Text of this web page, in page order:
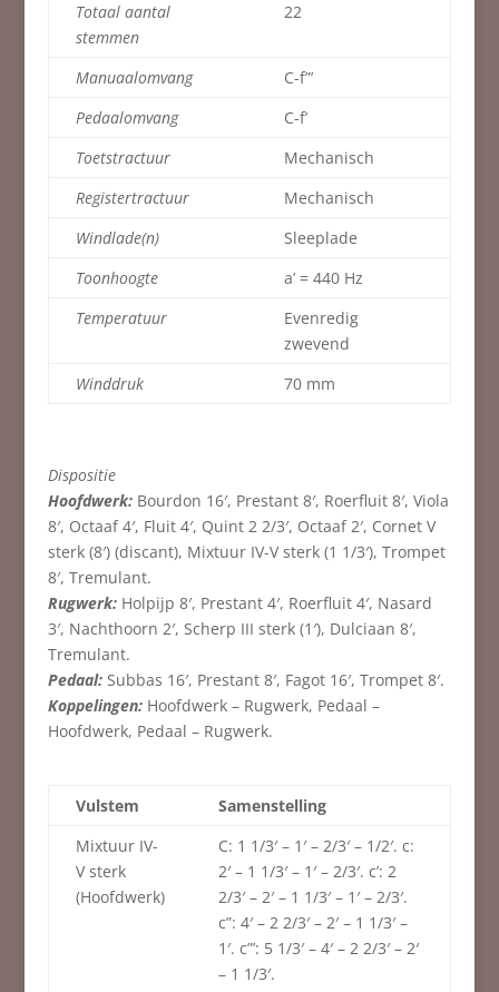
Totaal aantal
stemmen
22
Manuaalomvang
C-f”’
Pedaalomvang
C-f’
Toetstractuur
Mechanisch
Registertractuur
Mechanisch
Windlade(n)
Sleeplade
Toonhoogte
a’ = 440 Hz
Temperatuur
Evenredig
zwevend
Winddruk
70 mm
Dispositie
Hoofdwerk:Bourdon 16′, Prestant 8′, Roerfluit 8′, Viola
8′, Octaaf 4′, Fluit 4′, Quint 2 2/3′, Octaaf 2′, Cornet V
sterk (8′) (discant), Mixtuur IV-V sterk (1 1/3′), Trompet
8′, Tremulant.
Rugwerk:Holpijp 8′, Prestant 4′, Roerfluit 4′, Nasard
3′, Nachthoorn 2′, Scherp III sterk (1′), Dulciaan 8′,
Tremulant.
Pedaal:Subbas 16′, Prestant 8′, Fagot 16′, Trompet 8′.
Koppelingen:Hoofdwerk – Rugwerk, Pedaal –
Hoofdwerk, Pedaal – Rugwerk.
Vulstem
Samenstelling
Mixtuur IV-
V sterk
(Hoofdwerk)
C: 1 1/3′ – 1′ – 2/3′ – 1/2′. c:
2′ – 1 1/3′ – 1′ – 2/3′. c’: 2
2/3′ – 2′ – 1 1/3′ – 1′ – 2/3′.
c”: 4′ – 2 2/3′ – 2′ – 1 1/3′ –
1′. c”’: 5 1/3′ – 4′ – 2 2/3′ – 2′
– 1 1/3′.